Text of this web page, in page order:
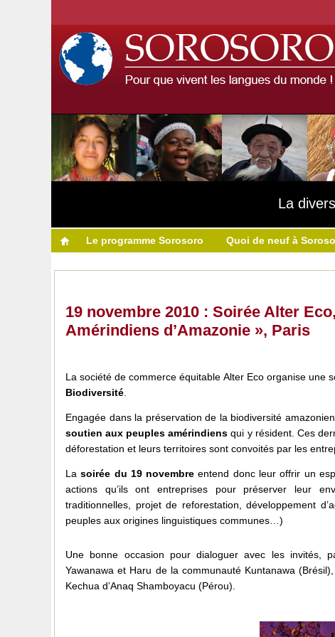
La
Le programme Sorosoro Quoi de neuf à
19 novembre 2010 : Soirée Alter
Amérindiens d’Amazonie », Paris
La société de commerce équitable Alter Eco organise une
Biodiversité
Engagée dans la préservation de la biodiversité
soutien aux peuples amérindiens qui y résident. Ces
déforestation et leurs territoires sont convoités par les
Lasoirée du 19 novembre entend donc leur offrir un
actions qu’ils ont entreprises pour préserver leur
traditionnelles, projet de reforestation, développement
peuples aux origines linguistiques communes…)
Une bonne occasion pour dialoguer avec les invités,
Yawanawa et Haru de la communauté Kuntanawa
Kechua d’Anaq Shamboyacu (Pérou).